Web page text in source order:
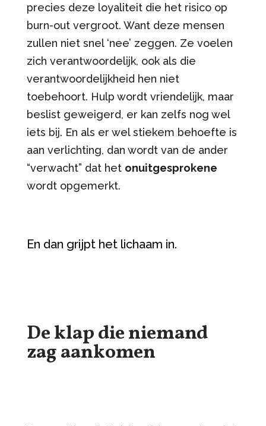
precies deze loyaliteit die het risico op
burn-out vergroot. Want deze mensen
zullen niet snel ‘nee’ zeggen. Ze voelen
zich verantwoordelijk, ook als die
verantwoordelijkheid hen niet
toebehoort. Hulp wordt vriendelijk, maar
beslist geweigerd, er kan zelfs nog wel
iets bij. En als er wel stiekem behoefte is
aan verlichting, dan wordt van de ander
“verwacht” dat het onuitgesprokene
wordt opgemerkt.
En dan grijpt het lichaam in.
De klap die niemand
zag aankomen